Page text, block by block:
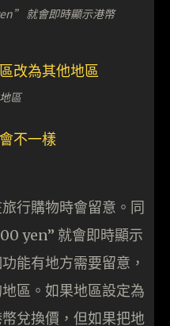
就會即時顯示港幣
區
行購物時會留意。同
yen” 就會即時顯示
能有地方需要留意，
區。如果地區設定為
兌換價，但如果把地